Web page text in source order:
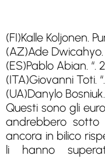
(FI)Kalle Koljonen.
(AZ)Ade Dwicahyo.
(ES)Pablo Abian. “.
(ITA)Giovanni Toti.
(UA)Danylo
Questi sono gli
andrebbero
ancora in bilico
li hanno